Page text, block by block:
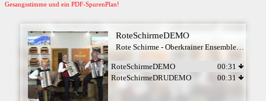
Gesangsstimme und ein PDF-SpurenPlan!
RoteSchirmeDEMO
Rote Schirme - Oberkrainer Ensemble Nizozemska
RoteSchirmeDEMO
00:31
RoteSchirmeDRUDEMO
00:31